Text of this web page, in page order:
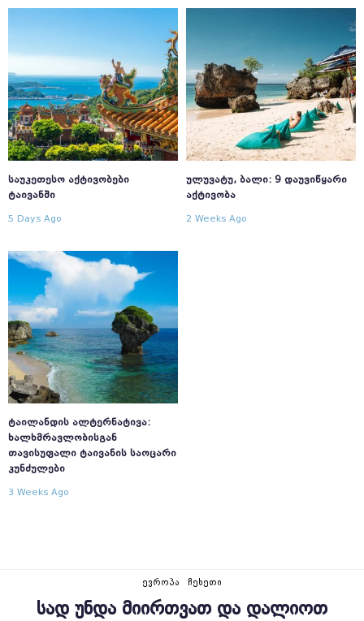
ᲡᲐᲣᲙᲔᲗᲔᲡᲝ ᲐᲥᲢᲘᲕᲝᲑᲔᲑᲘ
ᲢᲐᲘᲕᲐᲜᲨᲘ
5 Days Ago
ᲣᲚᲣᲕᲐᲢᲣ, ᲑᲐᲚᲘ: 9 ᲓᲐᲣᲕᲘᲬᲧᲐᲠᲘ
ᲐᲥᲢᲘᲕᲝᲑᲐ
2 Weeks Ago
ᲢᲐᲘᲚᲐᲜᲓᲘᲡ ᲐᲚᲢᲔᲠᲜᲐᲢᲘᲕᲐ:
ᲮᲐᲚᲮᲛᲠᲐᲕᲚᲝᲑᲘᲡᲒᲐᲜ
ᲗᲐᲕᲘᲡᲣᲤᲐᲚᲘ ᲢᲐᲘᲕᲐᲜᲘᲡ ᲡᲐᲝᲪᲐᲠᲘ
ᲙᲣᲜᲫᲣᲚᲔᲑᲘ
3 Weeks Ago
ᲔᲕᲠᲝᲞᲐ ᲩᲔᲮᲔᲗᲘ
ᲡᲐᲓ ᲣᲜᲓᲐ ᲛᲘᲘᲠᲗᲕᲐᲗ ᲓᲐ ᲓᲐᲚᲘᲝᲗ